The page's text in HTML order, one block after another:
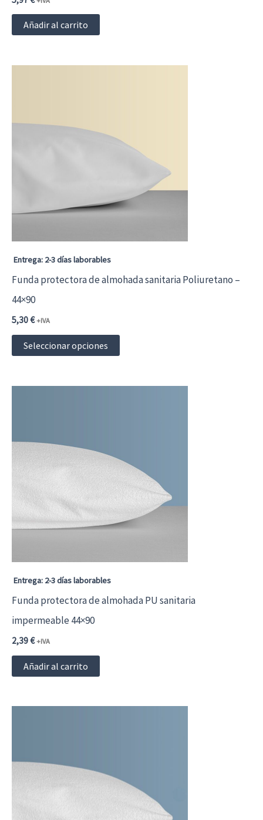
Añadir al carrito
Entrega: 2-3 días laborables
Funda protectora de almohada sanitaria Poliuretano –
44×90
5,30€ +IVA
Seleccionar opciones
Este
producto
opciones
pueden
elegir
la
de
Entrega: 2-3 días laborables
Funda protectora de almohada PU sanitaria
impermeable 44×90
2,39€ +IVA
Añadir al carrito